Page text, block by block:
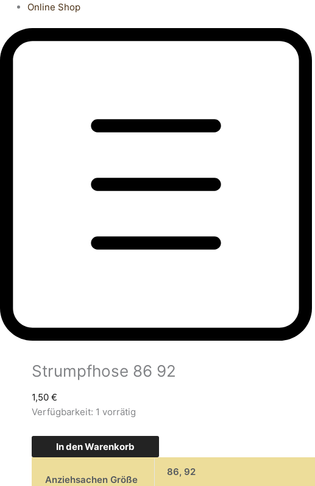
Online Shop
Strumpfhose 86 92
1,50 €
Verfügbarkeit: 1 vorrätig
In den Warenkorb
Anziehsachen Größe
86, 92